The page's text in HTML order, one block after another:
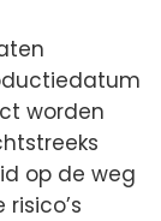
worden
op de weg